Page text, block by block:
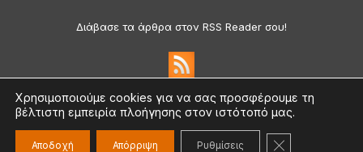
Διάβασε τα άρθρα στον RSS Reader σου!
Πολιτική Απορρήτου & Cookies
©2026 medium.gr | Designed & Supported bynat.ad
Χρησιμοποιούμε cookies για να σας προσφέρουμε τη
βέλτιστη εμπειρία πλοήγησης στον ιστότοπό μας.
Αποδοχή Απόρριψη Ρυθμίσεις ΚΛΕΊΣΙΜΟ ΤΟΥ